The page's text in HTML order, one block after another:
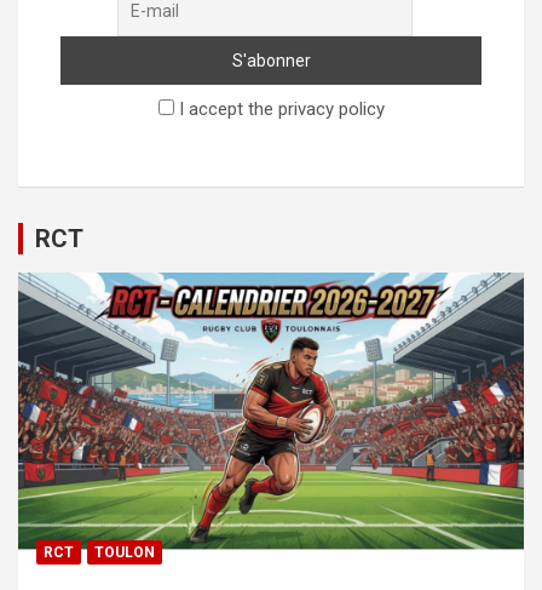
I accept the privacy policy
RCT
RCT TOULON